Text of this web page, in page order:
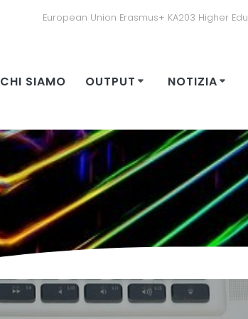
European Union Erasmus+ KA203 Higher
CHI SIAMO OUTPUT NOTIZIA